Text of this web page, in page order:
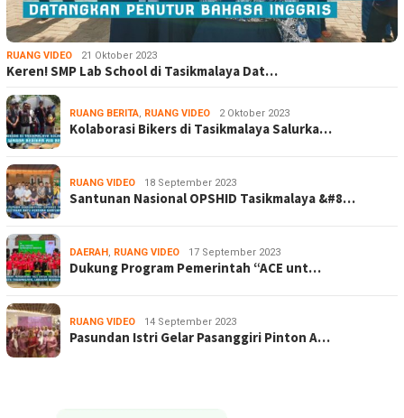
RUANG VIDEO 21 Oktober 2023
Keren! SMP Lab School di Tasikmalaya Dat…
RUANG BERITA, RUANG VIDEO 2 Oktober 2023
Kolaborasi Bikers di Tasikmalaya Salurka…
RUANG VIDEO 18 September 2023
Santunan Nasional OPSHID Tasikmalaya &#8…
DAERAH , RUANG VIDEO 17 September 2023
Dukung Program Pemerintah “ACE unt…
RUANG VIDEO 14 September 2023
Pasundan Istri Gelar Pasanggiri Pinton A…